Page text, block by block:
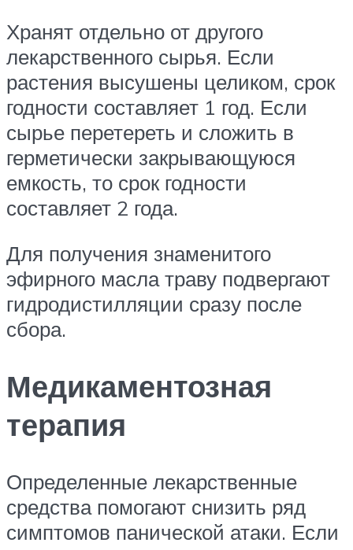
Хранят отдельно от другого
лекарственного сырья. Если
растения высушены целиком, срок
годности составляет 1 год. Если
сырье перетереть и сложить в
герметически закрывающуюся
емкость, то срок годности
составляет 2 года.
Для получения знаменитого
эфирного масла траву подвергают
гидродистилляции сразу после
сбора.
Медикаментозная
терапия
Определенные лекарственные
средства помогают снизить ряд
симптомов панической атаки. Если